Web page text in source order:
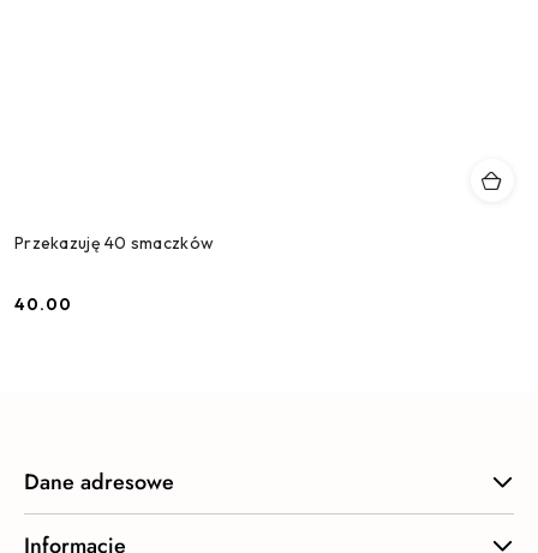
Przekazuję 40 smaczków
Cena:
40.00
Dane adresowe
Informacje